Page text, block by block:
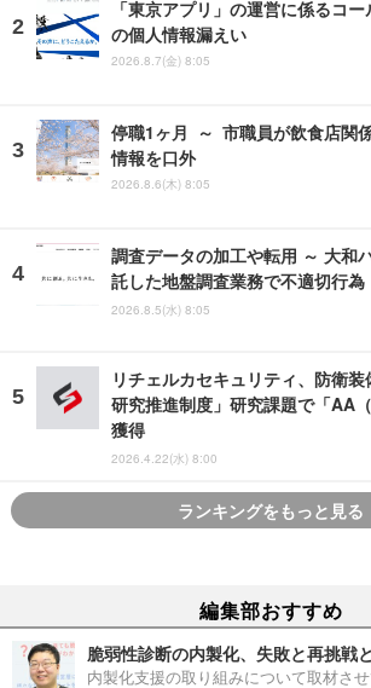
「東京アプリ」の運営に係るコ
の個人情報漏えい
2026.8.7(金) 8:05
停職1ヶ月 ～ 市職員が飲食店関
情報を口外
2026.8.6(木) 8:05
調査データの加工や転用 ～ 大和
託した地盤調査業務で不適切行為
2026.8.5(水) 8:05
リチェルカセキュリティ、防衛
研究推進制度」研究課題で「AA
獲得
2026.4.22(水) 8:00
ランキングをもっと見る
編集部おすすめ
脆弱性診断の内製化、失敗と再挑戦
内製化支援の取り組みについて取材さ